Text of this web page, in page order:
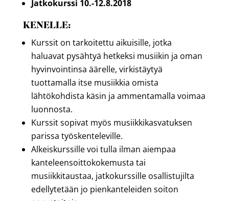
Jatkokurssi 10.-12.8.2018
KENELLE:
Kurssit on tarkoitettu aikuisille, jotka
haluavat pysähtyä hetkeksi musiikin ja oman
hyvinvointinsa äärelle, virkistäytyä
tuottamalla itse musiikkia omista
lähtökohdista käsin ja ammentamalla voimaa
luonnosta.
Kurssit sopivat myös musiikkikasvatuksen
parissa työskenteleville.
Alkeiskurssille voi tulla ilman aiempaa
kanteleensoittokokemusta tai
musiikkitaustaa, jatkokurssille osallistujilta
edellytetään jo pienkanteleiden soiton